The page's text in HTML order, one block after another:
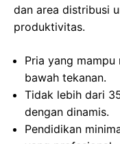
dan area distribusi
produktivitas.
Pria yang
bawah tekanan.
Tidak lebih dari
dengan dinamis.
Pendidikan